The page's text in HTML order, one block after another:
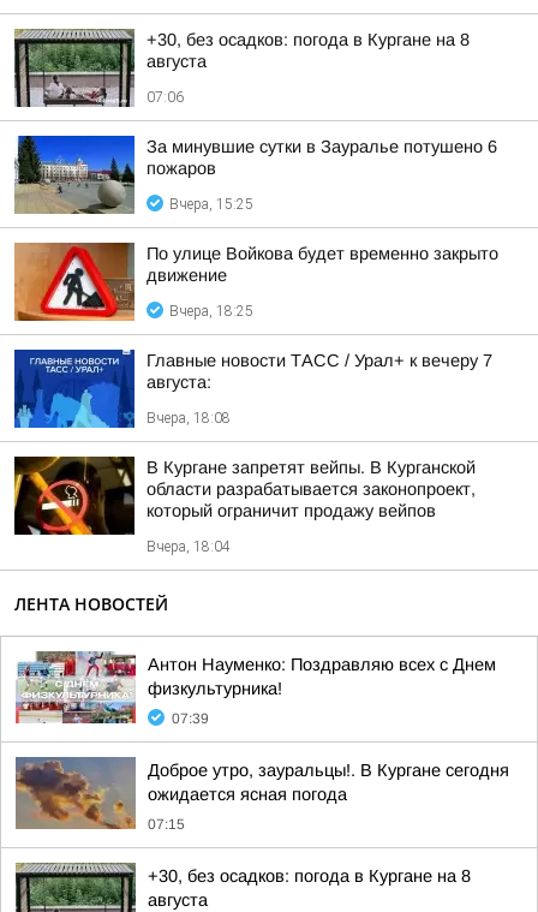
+30, без осадков: погода в Кургане на 8
августа
07:06
За минувшие сутки в Зауралье потушено 6
пожаров
Вчера, 15:25
По улице Войкова будет временно закрыто
движение
Вчера, 18:25
Главные новости ТАСС / Урал+ к вечеру 7
августа:
Вчера, 18:08
В Кургане запретят вейпы. В Курганской
области разрабатывается законопроект,
который ограничит продажу вейпов
Вчера, 18:04
ЛЕНТА НОВОСТЕЙ
Антон Науменко: Поздравляю всех с Днем
физкультурника!
07:39
Доброе утро, зауральцы!. В Кургане сегодня
ожидается ясная погода
07:15
+30, без осадков: погода в Кургане на 8
августа